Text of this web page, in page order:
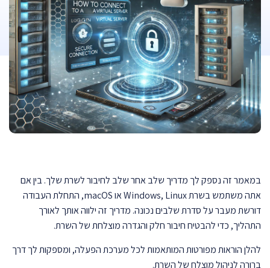
במאמר זה נספק לך מדריך שלב אחר שלב לחיבור לשרת שלך. בין אם
אתה משתמש בשרת Windows, Linux או macOS, התחלת העבודה
דורשת מעבר על סדרת שלבים נכונה. מדריך זה ילווה אותך לאורך
התהליך, כדי להבטיח חיבור חלק והגדרה מוצלחת של השרת.
להלן הוראות מפורטות המותאמות לכל מערכת הפעלה, ומספקות לך דרך
ברורה לניהול מוצלח של השרת.